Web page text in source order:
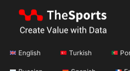
English Turkish